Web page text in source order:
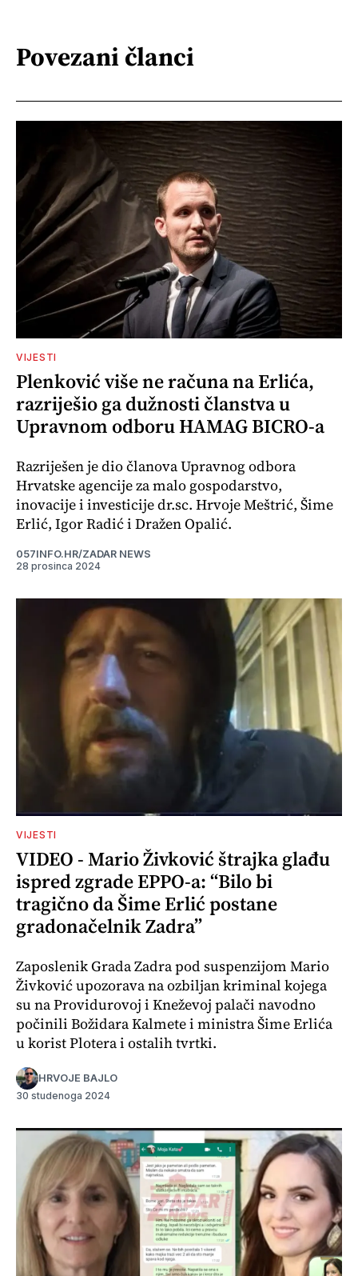
Povezani članci
VIJESTI
Plenković više ne računa na Erlića,
razriješio ga dužnosti članstva u
Upravnom odboru HAMAG BICRO-a
Razriješen je dio članova Upravnog odbora
Hrvatske agencije za malo gospodarstvo,
inovacije i investicije dr.sc. Hrvoje Meštrić, Šime
Erlić, Igor Radić i Dražen Opalić.
057INFO.HR/ZADAR NEWS
28 prosinca 2024
VIJESTI
VIDEO - Mario Živković štrajka glađu
ispred zgrade EPPO-a: “Bilo bi
tragično da Šime Erlić postane
gradonačelnik Zadra”
Zaposlenik Grada Zadra pod suspenzijom Mario
Živković upozorava na ozbiljan kriminal kojega
su na Providurovoj i Kneževoj palači navodno
počinili Božidara Kalmete i ministra Šime Erlića
u korist Plotera i ostalih tvrtki.
HRVOJE BAJLO
30 studenoga 2024